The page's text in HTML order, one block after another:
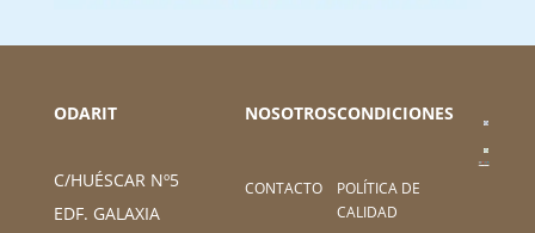
ODARIT
C/HUÉSCAR Nº5
EDF. GALAXIA
NOSOTROS
CONTACTO
CONDICIONES
POLÍTICA DE
CALIDAD